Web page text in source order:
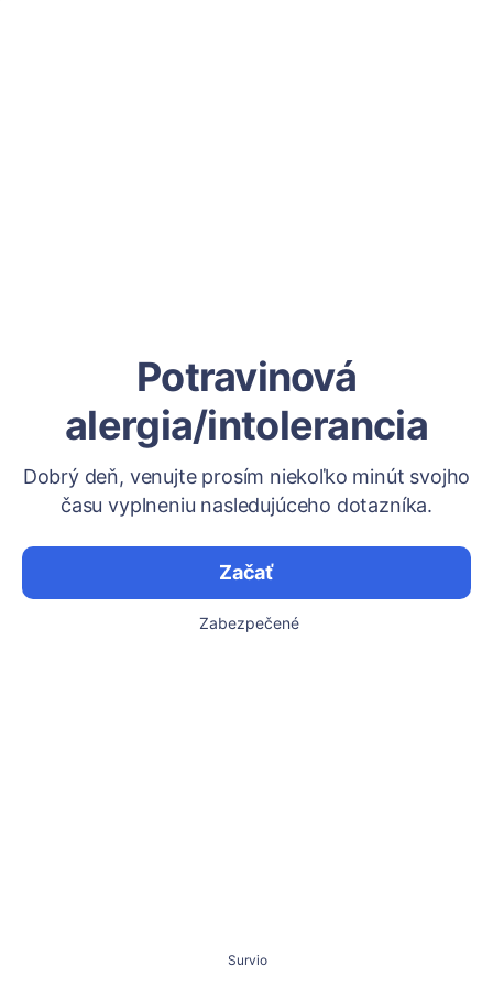
Potravinová
alergia/intolerancia
Dobrý deň, venujte prosím niekoľko minút svojho
času vyplneniu nasledujúceho dotazníka.
Začať
Zabezpečené
Survio